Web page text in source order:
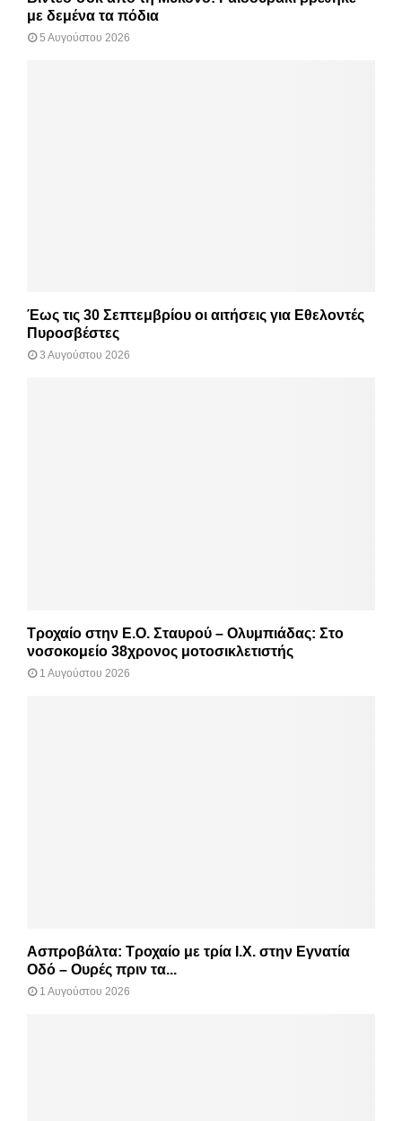
με δεμένα τα πόδια
5 Αυγούστου 2026
Έως τις 30 Σεπτεμβρίου οι αιτήσεις για Εθελοντές
Πυροσβέστες
3 Αυγούστου 2026
Τροχαίο στην Ε.Ο. Σταυρού – Ολυμπιάδας: Στο
νοσοκομείο 38χρονος μοτοσικλετιστής
1 Αυγούστου 2026
Ασπροβάλτα: Τροχαίο με τρία Ι.Χ. στην Εγνατία
Οδό – Ουρές πριν τα...
1 Αυγούστου 2026